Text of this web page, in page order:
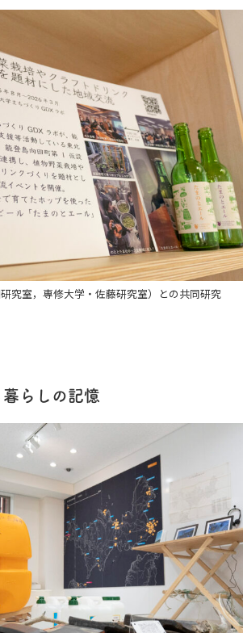
究室，専修大学・佐藤研究室）との共同研究
らしの記憶